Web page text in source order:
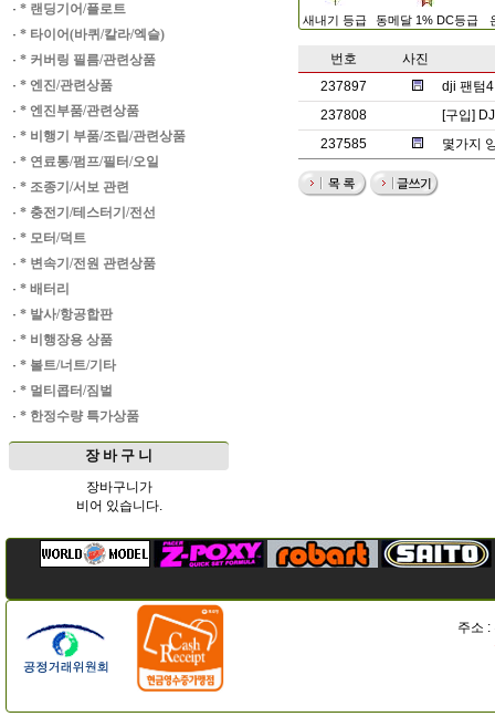
· * 랜딩기어/플로트
· * 타이어(바퀴/칼라/엑슬)
· * 커버링 필름/관련상품
· * 엔진/관련상품
· * 엔진부품/관련상품
· * 비행기 부품/조립/관련상품
· * 연료통/펌프/필터/오일
· * 조종기/서보 관련
· * 충전기/테스터기/전선
· * 모터/덕트
· * 변속기/전원 관련상품
· * 배터리
· * 발사/항공합판
· * 비행장용 상품
· * 볼트/너트/기타
· * 멀티콥터/짐벌
· * 한정수량 특가상품
장 바 구 니
장바구니가
비어 있습니다.
새내기 등급 동메달 1% DC등급
번호
사진
237897
dji 팬텀
237808
[구입]
237585
몇가지
주소